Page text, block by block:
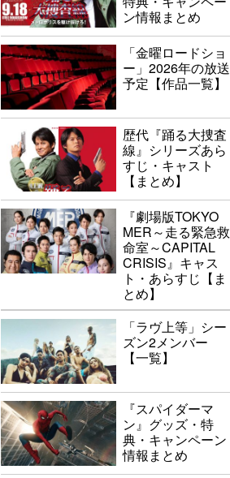
ン情報まとめ
「金曜ロードショ
ー」2026年の放送
予定【作品一覧】
歴代『踊る大捜査
線』シリーズあら
すじ・キャスト
【まとめ】
『劇場版TOKYO
MER～走る緊急救
命室～CAPITAL
CRISIS』キャス
ト・あらすじ【ま
とめ】
「ラヴ上等」シー
ズン2メンバー
【一覧】
『スパイダーマ
ン』グッズ・特
典・キャンペーン
情報まとめ